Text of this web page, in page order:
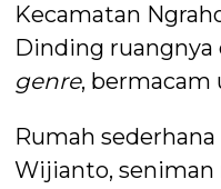
Kecamatan
Dinding ruangnya
genre, bermacam
Rumah
Wijianto, seniman